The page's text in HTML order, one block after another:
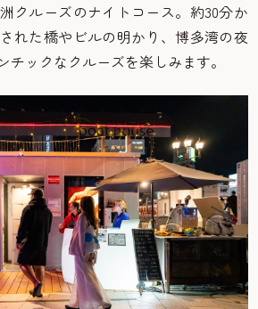
クルーズのナイトコース。約30分か
れた橋やビルの明かり、博多湾の夜
チックなクルーズを楽しみます。